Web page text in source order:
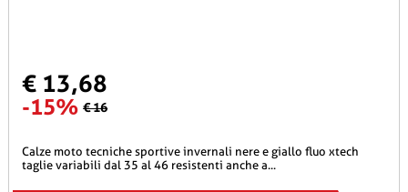
€ 13,68
-15% € 16
calze moto tecniche sportive invernali nere e giallo fluo xtech
taglie variabili dal 35 al 46 resistenti anche a...